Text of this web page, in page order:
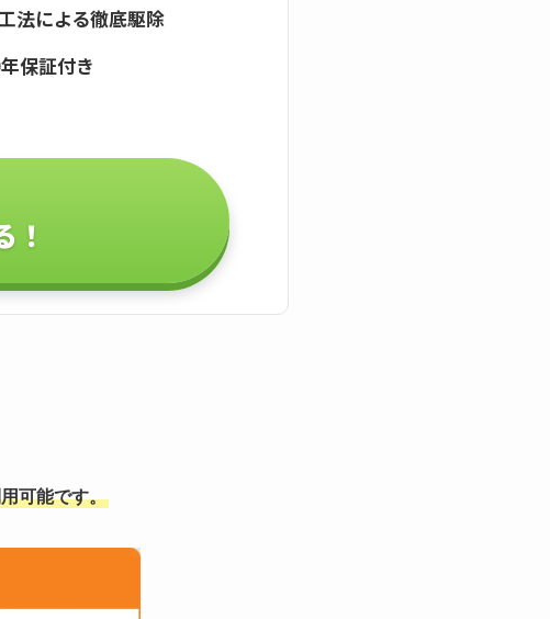
法による徹底駆除
保証付き
可能です。